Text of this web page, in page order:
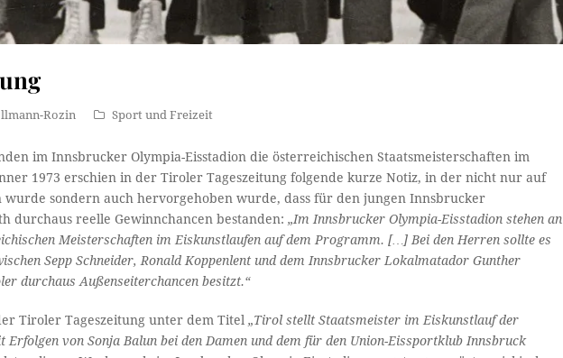
Rozin Sport und Freizeit
im Innsbrucker Olympia-Eisstadion die österreichischen Staatsmeisterschaften im
1973 erschien in der Tiroler Tageszeitung folgende kurze Notiz, in der nicht nur auf
wurde sondern auch hervorgehoben wurde, dass für den jungen Innsbrucker
durchaus reelle Gewinnchancen bestanden:„Im Innsbrucker Olympia-Eisstadion stehen an
Meisterschaften im Eiskunstlaufen auf dem Programm. […] Bei den Herren sollte es
Sepp Schneider, Ronald Koppenlent und dem Innsbrucker Lokalmatador Gunther
durchaus Außenseiterchancen besitzt.“
Tiroler Tageszeitung unter dem Titel„Tirol stellt Staatsmeister im Eiskunstlauf der
Erfolgen von Sonja Balun bei den Damen und dem für den Union-Eissportklub Innsbruck